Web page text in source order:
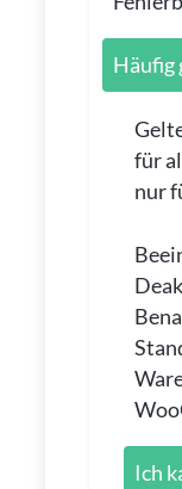
Häufig
für
nur
Ich